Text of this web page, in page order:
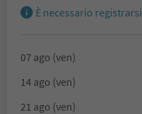
È necessario registrarsi
07 ago (ven)
14 ago (ven)
21 ago (ven)